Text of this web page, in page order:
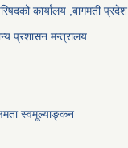
कार्यालय ,बागमती प्रदेश
प्रशासन मन्त्रालय
स्वमूल्याङ्कन